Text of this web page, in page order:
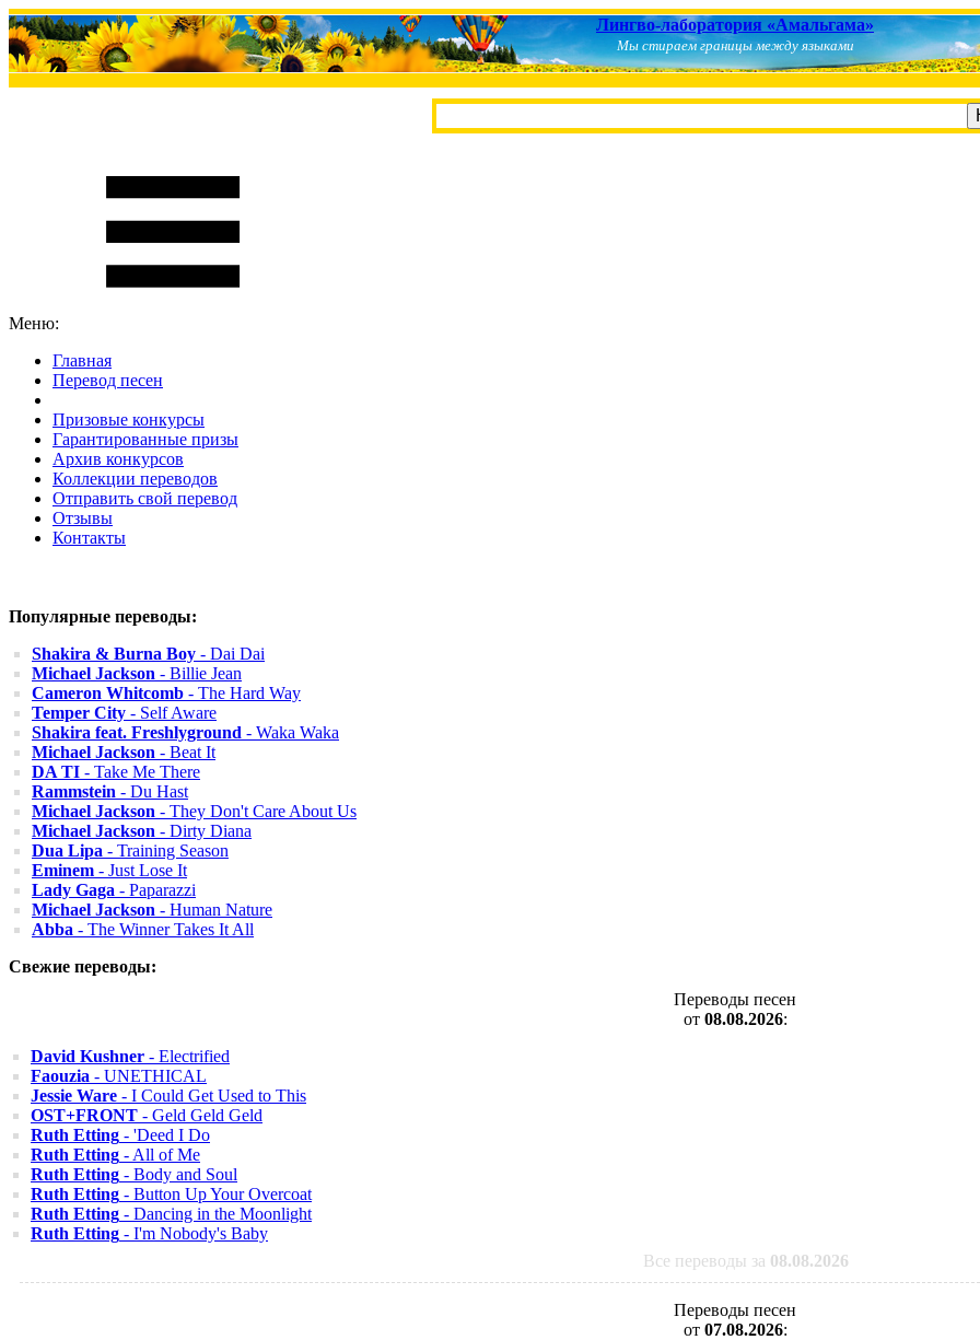
Лингво-лаборатория «Амальгама»
Мы стираем границы между языками
Меню:
Главная
Перевод песен
Призовые конкурсы
Гарантированные призы
Архив конкурсов
Коллекции переводов
Отправить свой перевод
Отзывы
Контакты
Популярные переводы:
Shakira & Burna Boy - Dai Dai
Michael Jackson - Billie Jean
Cameron Whitcomb - The Hard Way
Temper City - Self Aware
Shakira feat. Freshlyground - Waka Waka
Michael Jackson - Beat It
DA TI - Take Me There
Rammstein - Du Hast
Michael Jackson - They Don't Care About Us
Michael Jackson - Dirty Diana
Dua Lipa - Training Season
Eminem - Just Lose It
Lady Gaga - Paparazzi
Michael Jackson - Human Nature
Abba - The Winner Takes It All
Свежие переводы:
Переводы песен
от 08.08.2026:
David Kushner - Electrified
Faouzia - UNETHICAL
Jessie Ware - I Could Get Used to This
OST+FRONT - Geld Geld Geld
Ruth Etting - 'Deed I Do
Ruth Etting - All of Me
Ruth Etting - Body and Soul
Ruth Etting - Button Up Your Overcoat
Ruth Etting - Dancing in the Moonlight
Ruth Etting - I'm Nobody's Baby
Все переводы за 08.08.2026
Переводы песен
от 07.08.2026: